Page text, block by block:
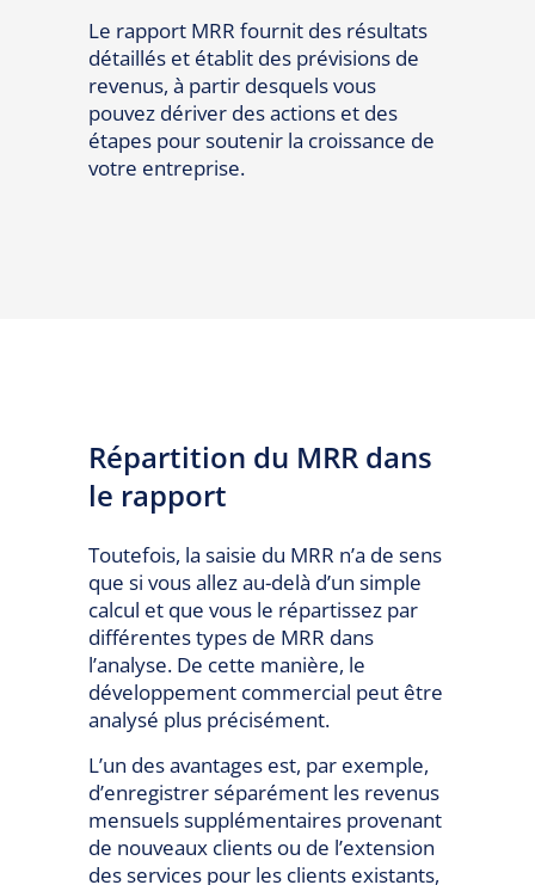
Le rapport MRR fournit des résultats
détaillés et établit des prévisions de
revenus, à partir desquels vous
pouvez dériver des actions et des
étapes pour soutenir la croissance de
votre entreprise.
Répartition du MRR dans
le rapport
Toutefois, la saisie du MRR n’a de sens
que si vous allez au-delà d’un simple
calcul et que vous le répartissez par
différentes types de MRR dans
l’analyse. De cette manière, le
développement commercial peut être
analysé plus précisément.
L’un des avantages est, par exemple,
d’enregistrer séparément les revenus
mensuels supplémentaires provenant
de nouveaux clients ou de l’extension
des services pour les clients existants,